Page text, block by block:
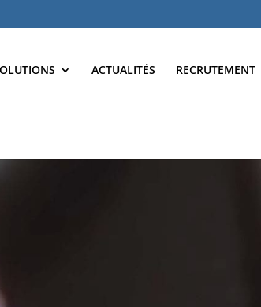
ACTUALITÉS RECRUTEMENT